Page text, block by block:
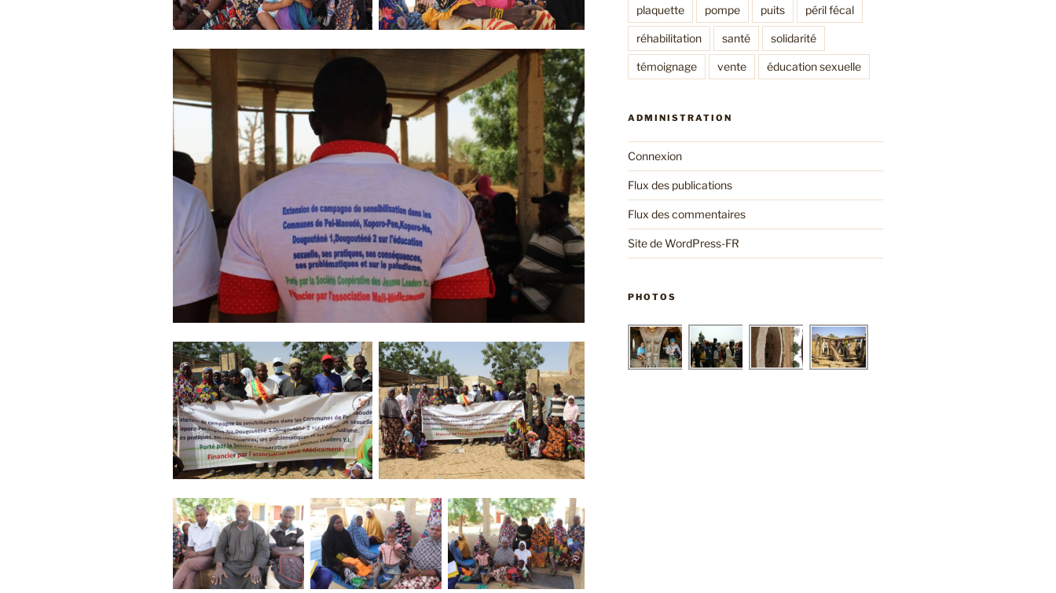
plaquette pompe puits péril fécal
réhabilitation santé solidarité
témoignage vente éducation sexuelle
ADMINISTRATION
Connexion
Flux des publications
Flux des commentaires
Site de WordPress-FR
PHOTOS